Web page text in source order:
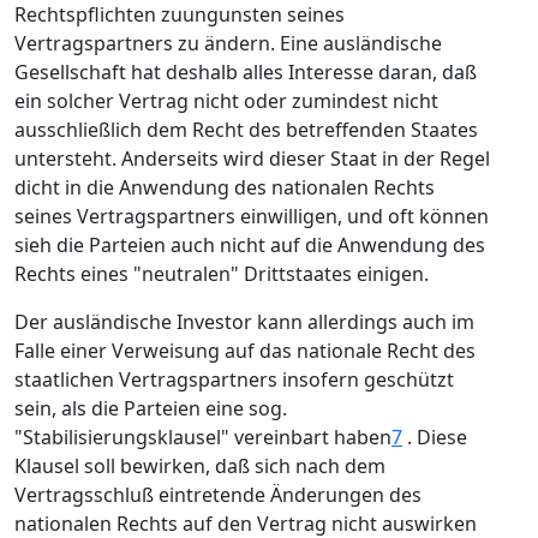
Rechtspflichten zuungunsten seines
Vertragspartners zu ändern. Eine ausländische
Gesellschaft hat deshalb alles Interesse daran, daß
ein solcher Vertrag nicht oder zumindest nicht
ausschließlich dem Recht des betreffenden Staates
untersteht. Anderseits wird dieser Staat in der Regel
dicht in die Anwendung des nationalen Rechts
seines Vertragspartners einwilligen, und oft können
sieh die Parteien auch nicht auf die Anwendung des
Rechts eines "neutralen" Drittstaates einigen.
Der ausländische Investor kann allerdings auch im
Falle einer Verweisung auf das nationale Recht des
staatlichen Vertragspartners insofern geschützt
sein, als die Parteien eine sog.
"Stabilisierungsklausel" vereinbart haben7 . Diese
Klausel soll bewirken, daß sich nach dem
Vertragsschluß eintretende Änderungen des
nationalen Rechts auf den Vertrag nicht auswirken